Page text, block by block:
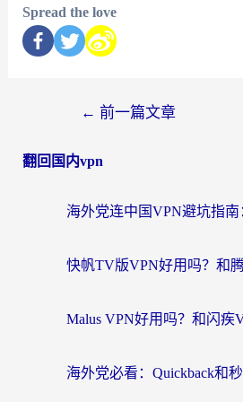
Spread the love
← 前一篇文章
翻回国内vpn